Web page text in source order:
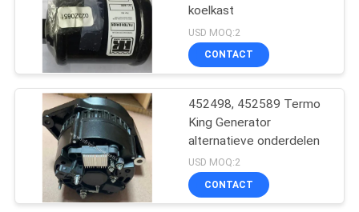
Thermokoning T
Series
koelkast
USD MOQ:2
CONTACT
452498, 452589 Termo
King Generator
alternatieve onderdelen
USD MOQ:2
CONTACT